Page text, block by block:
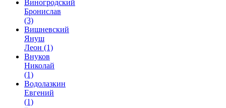
Виногродский
Бронислав
(3)
Вишневский
Януш
Леон (1)
Внуков
Николай
(1)
Водолазкин
Евгений
(1)